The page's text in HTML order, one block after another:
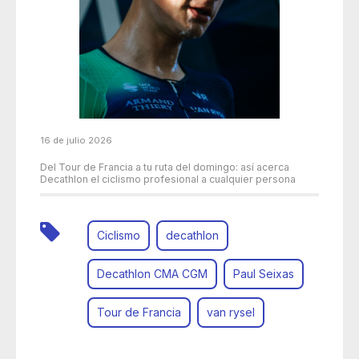
16 de julio 2026
Del Tour de Francia a tu ruta del domingo: así acerca
Decathlon el ciclismo profesional a cualquier persona
Ciclismo decathlon
Decathlon CMA CGM Paul Seixas
Tour de Francia van rysel